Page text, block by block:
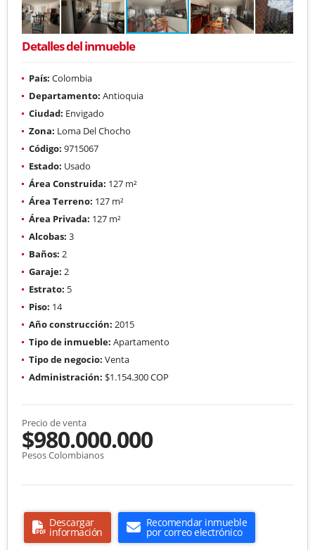
Detalles del inmueble
País: Colombia
Departamento: Antioquia
Ciudad: Envigado
Zona: Loma Del Chocho
Código: 9715067
Estado: Usado
Área Construida: 127 m²
Área Terreno: 127 m²
Área Privada: 127 m²
Alcobas: 3
Baños: 2
Garaje: 2
Estrato: 5
Piso: 14
Año construcción: 2015
Tipo de inmueble: Apartamento
Tipo de negocio: Venta
Administración: $1.154.300 COP
Precio de venta
$980.000.000
Pesos Colombianos
Descargar
información
Recomendar inmueble
por correo electrónico